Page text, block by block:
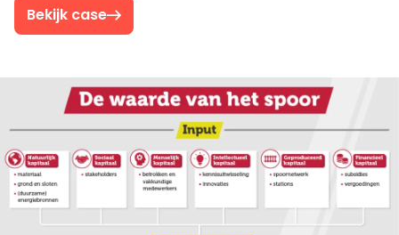
Contact
Strategie
Film
Bekijk case